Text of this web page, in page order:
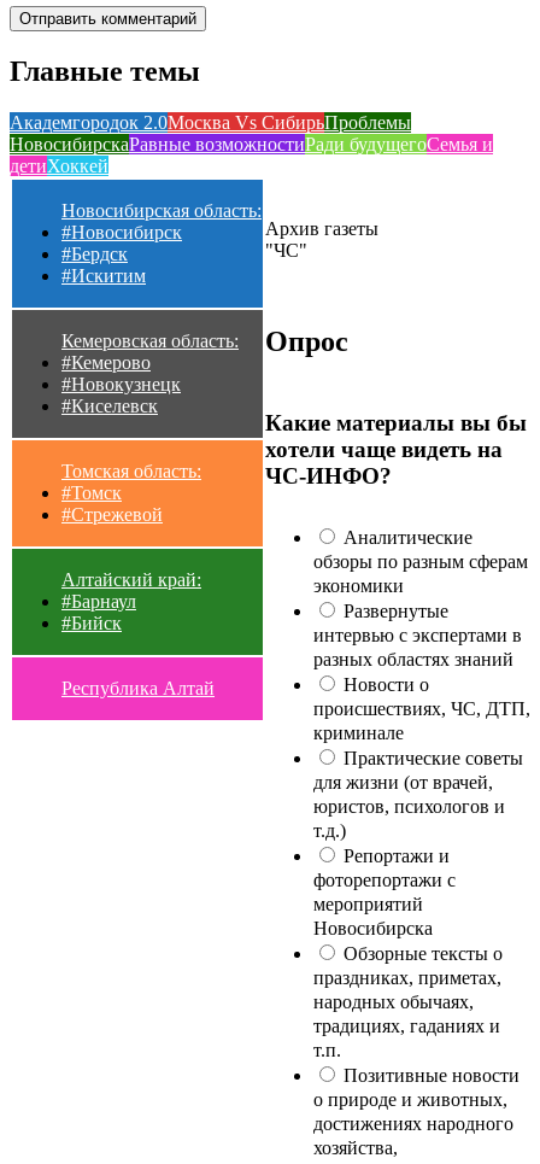
Главные темы
Академгородок 2.0Москва Vs СибирьПроблемы
НовосибирскаРавные возможностиРади будущегоСемья и
детиХоккей
Новосибирская область:
#Новосибирск
#Бердск
#Искитим
Кемеровская область:
#Кемерово
#Новокузнецк
#Киселевск
Томская область:
#Томск
#Стрежевой
Алтайский край:
#Барнаул
#Бийск
Республика Алтай
Архив газеты
"ЧС"
Опрос
Какие материалы вы бы
хотели чаще видеть на
ЧС-ИНФО?
Аналитические
обзоры по разным сферам
экономики
Развернутые
интервью с экспертами в
разных областях знаний
Новости о
происшествиях, ЧС, ДТП,
криминале
Практические советы
для жизни (от врачей,
юристов, психологов и
т.д.)
Репортажи и
фоторепортажи с
мероприятий
Новосибирска
Обзорные тексты о
праздниках, приметах,
народных обычаях,
традициях, гаданиях и
т.п.
Позитивные новости
о природе и животных,
достижениях народного
хозяйства,